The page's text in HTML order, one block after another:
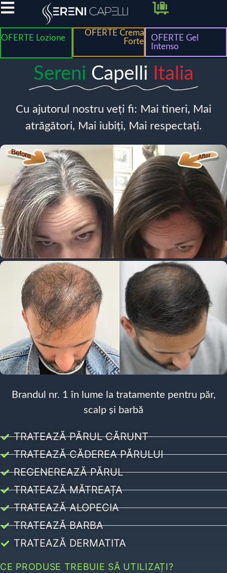
OFERTE Lozione
OFERTE Crema
Forte
OFERTE Gel
Intenso
Sereni Capelli Italia
Cu ajutorul nostru veți fi: Mai tineri, Mai
atrăgători, Mai iubiți, Mai respectați.
Brandul nr. 1 în lume la tratamente pentru păr,
scalp și barbă
TRATEAZĂ PĂRUL CĂRUNT
TRATEAZĂ CĂDEREA PĂRULUI
REGENEREAZĂ PĂRUL
TRATEAZĂ MĂTREAȚA
TRATEAZĂ ALOPECIA
TRATEAZĂ BARBA
TRATEAZĂ DERMATITA
CE PRODUSE TREBUIE SĂ UTILIZAȚI?